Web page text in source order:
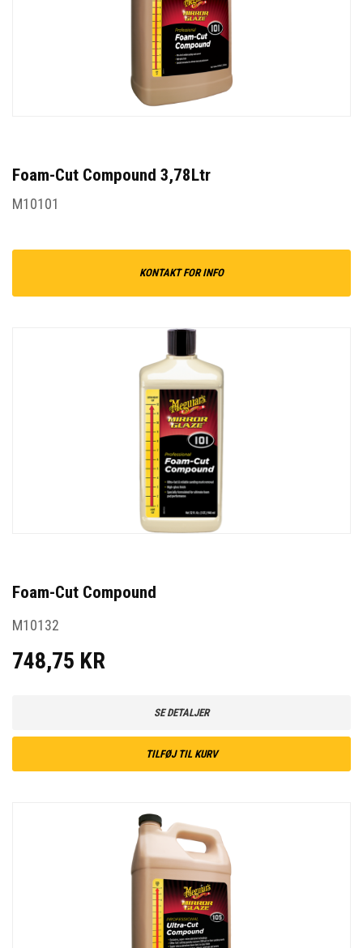
Foam-Cut Compound 3,78Ltr
M10101
KONTAKT FOR INFO
Foam-Cut Compound
M10132
748,75 KR
SE DETALJER
TILFØJ TIL KURV